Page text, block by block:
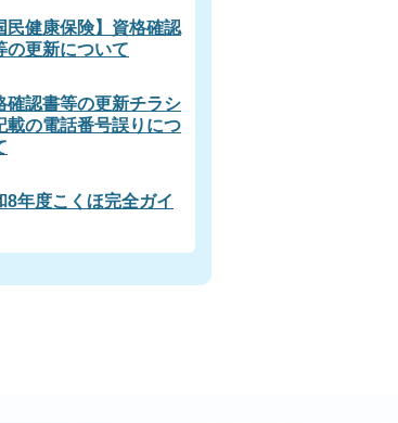
民健康保険】資格確認
の更新について
確認書等の更新チラシ
載の電話番号誤りにつ
8年度こくほ完全ガイ